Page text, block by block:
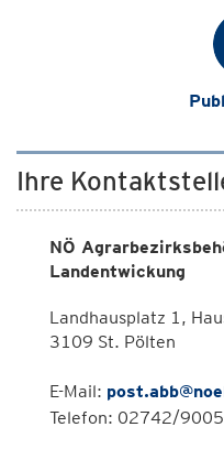
Ihre
NÖ
Landentwickung
Landhausplatz 1,
3109 St. Pölten
E-Mail:
Telefon: 02742/